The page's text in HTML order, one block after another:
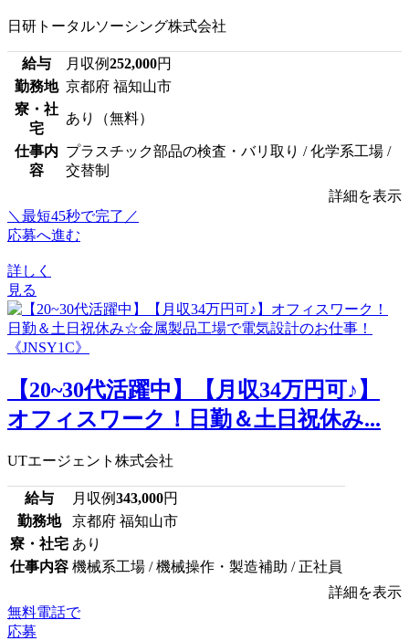
日研トータルソーシング株式会社
給与 月収例252,000円
勤務地 京都府 福知山市
寮・社
宅
あり（無料）
仕事内
容
プラスチック部品の検査・バリ取り / 化学系工場 /
交替制
詳細を表示
＼最短45秒で完了／
応募へ進む
詳しく
見る
【20~30代活躍中】【月収34万円可♪】
オフィスワーク！日勤＆土日祝休み...
UTエージェント株式会社
給与 月収例343,000円
勤務地
京都府 福知山市
寮・社宅 あり
仕事内容 機械系工場 / 機械操作・製造補助 / 正社員
詳細を表示
無料電話で
応募